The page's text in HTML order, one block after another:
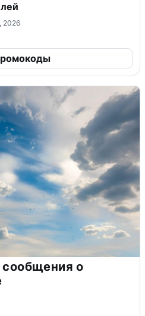
2026
о